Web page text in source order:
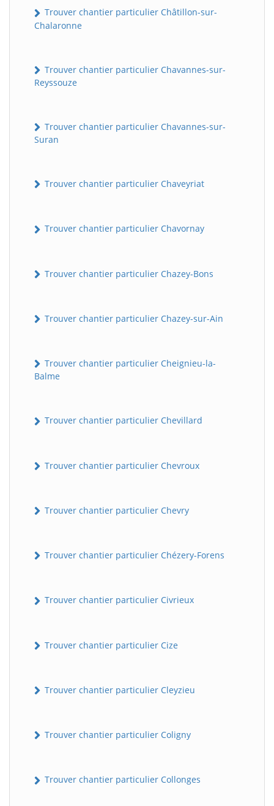
Trouver chantier particulier Châtillon-sur-
Chalaronne
Trouver chantier particulier Chavannes-sur-
Reyssouze
Trouver chantier particulier Chavannes-sur-
Suran
Trouver chantier particulier Chaveyriat
Trouver chantier particulier Chavornay
Trouver chantier particulier Chazey-Bons
Trouver chantier particulier Chazey-sur-Ain
Trouver chantier particulier Cheignieu-la-
Balme
Trouver chantier particulier Chevillard
Trouver chantier particulier Chevroux
Trouver chantier particulier Chevry
Trouver chantier particulier Chézery-Forens
Trouver chantier particulier Civrieux
Trouver chantier particulier Cize
Trouver chantier particulier Cleyzieu
Trouver chantier particulier Coligny
Trouver chantier particulier Collonges